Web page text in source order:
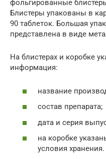
фольгированные
Блистеры упакованы в
90 таблеток. Большая
представлена в виде
На блистерах и коробке
информация:
название
состав препарата;
дата и серия
на коробке
условия хранения.